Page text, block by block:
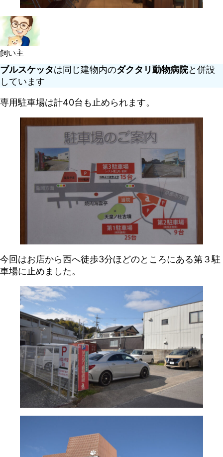
飼い主
ブルスケッタは同じ建物内のダクタリ動物病院と併設
しています
専用駐車場は計40台も止められます。
今回はお店から西へ徒歩3分ほどのところにある第３駐
車場に止めました。